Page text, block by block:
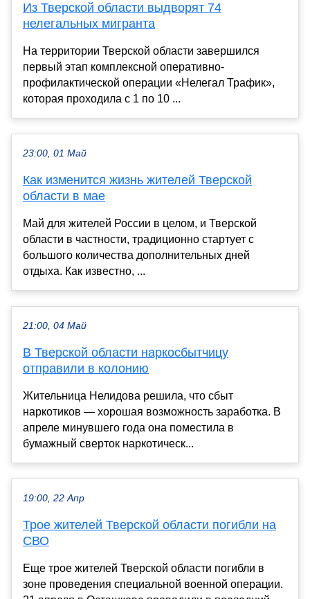
Из Тверской области выдворят 74
нелегальных мигранта
На территории Тверской области завершился
первый этап комплексной оперативно-
профилактической операции «Нелегал Трафик»,
которая проходила с 1 по 10 ...
23:00, 01 Май
Как изменится жизнь жителей Тверской
области в мае
Май для жителей России в целом, и Тверской
области в частности, традиционно стартует с
большого количества дополнительных дней
отдыха. Как известно, ...
21:00, 04 Май
В Тверской области наркосбытчицу
отправили в колонию
Жительница Нелидова решила, что сбыт
наркотиков — хорошая возможность заработка. В
апреле минувшего года она поместила в
бумажный сверток наркотическ...
19:00, 22 Апр
Трое жителей Тверской области погибли на
СВО
Еще трое жителей Тверской области погибли в
зоне проведения специальной военной операции.